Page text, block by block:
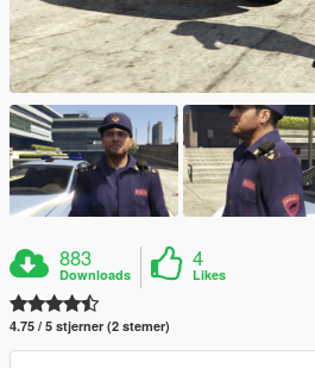
883
Downloads
4
Likes
4.75 / 5 stjerner (2 stemer)